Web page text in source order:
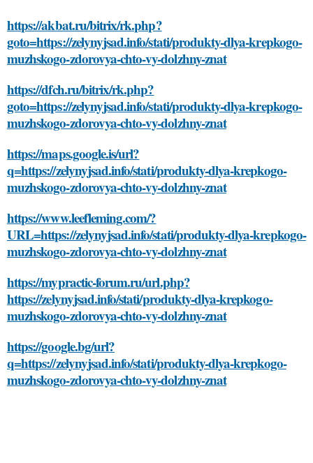
https://akbat.ru/bitrix/rk.php?
goto=https://zelynyjsad.info/stati/produkty-dlya-krepkogo-
muzhskogo-zdorovya-chto-vy-dolzhny-znat
https://dfch.ru/bitrix/rk.php?
goto=https://zelynyjsad.info/stati/produkty-dlya-krepkogo-
muzhskogo-zdorovya-chto-vy-dolzhny-znat
https://maps.google.is/url?
q=https://zelynyjsad.info/stati/produkty-dlya-krepkogo-
muzhskogo-zdorovya-chto-vy-dolzhny-znat
https://www.leefleming.com/?
URL=https://zelynyjsad.info/stati/produkty-dlya-krepkogo-
muzhskogo-zdorovya-chto-vy-dolzhny-znat
https://mypractic-forum.ru/url.php?
https://zelynyjsad.info/stati/produkty-dlya-krepkogo-
muzhskogo-zdorovya-chto-vy-dolzhny-znat
https://google.bg/url?
q=https://zelynyjsad.info/stati/produkty-dlya-krepkogo-
muzhskogo-zdorovya-chto-vy-dolzhny-znat